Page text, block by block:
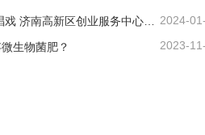
政府搭台 企业唱戏 济南高新区创业服务中心为企业及时搭建供需平台 2024-
生物菌肥？ 2023-